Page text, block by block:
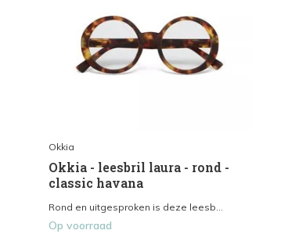
Okkia
Okkia - leesbril laura - rond -
classic havana
Rond en uitgesproken is deze leesb...
Op voorraad